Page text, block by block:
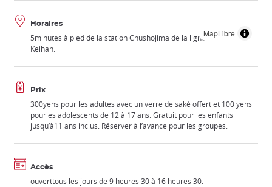
MapLibre
Horaires
5minutes à pied de la station Chushojima de la ligne de train
Keihan.
Prix
300yens pour les adultes avec un verre de saké offert et 100 yens
pourles adolescents de 12 à 17 ans. Gratuit pour les enfants
jusqu’à11 ans inclus. Réserver à l’avance pour les groupes.
Accès
ouverttous les jours de 9 heures 30 à 16 heures 30.